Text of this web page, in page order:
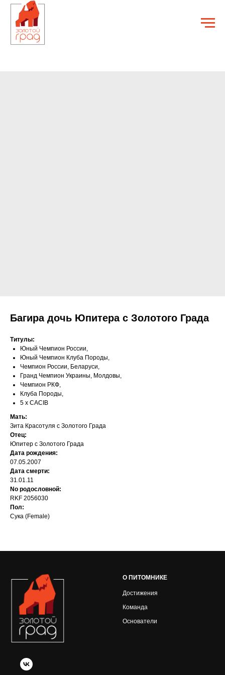
Багира дочь Юпитера с Золотого Града
Титулы:
Юный Чемпион России,
Юный Чемпион Клуба Породы,
Чемпион России, Беларуси,
Гранд Чемпион Украины, Молдовы,
Чемпион РКФ,
Клуба Породы,
5 х CACIB
Мать:
Зита Красотуля с Золотого Града
Отец:
Юпитер с Золотого Града
Дата рождения:
07.05.2007
Дата смерти:
31.01.11
No родословной:
RKF 2056030
Пол:
Сука (Female)
О ПИТОМНИКЕ
Достижения
Команда
Основатели